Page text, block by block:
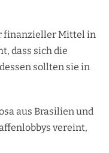
finanzieller Mittel in
dass sich die
sollten sie in
aus Brasilien und
vereint,